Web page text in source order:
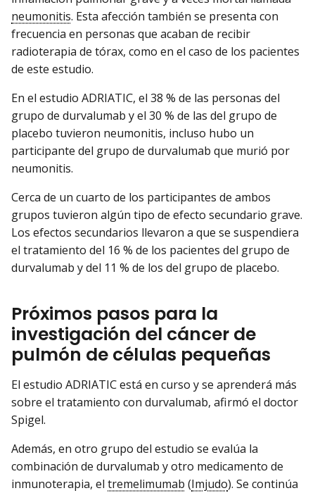
neumonitis. Esta afección también se presenta con
frecuencia en personas que acaban de recibir
radioterapia de tórax, como en el caso de los pacientes
de este estudio.
En el estudio ADRIATIC, el 38 % de las personas del
grupo de durvalumab y el 30 % de las del grupo de
placebo tuvieron neumonitis, incluso hubo un
participante del grupo de durvalumab que murió por
neumonitis.
Cerca de un cuarto de los participantes de ambos
grupos tuvieron algún tipo de efecto secundario grave.
Los efectos secundarios llevaron a que se suspendiera
el tratamiento del 16 % de los pacientes del grupo de
durvalumab y del 11 % de los del grupo de placebo.
Próximos pasos para la
investigación del cáncer de
pulmón de células pequeñas
El estudio ADRIATIC está en curso y se aprenderá más
sobre el tratamiento con durvalumab, afirmó el doctor
Spigel.
Además, en otro grupo del estudio se evalúa la
combinación de durvalumab y otro medicamento de
inmunoterapia, el tremelimumab (Imjudo). Se continúa